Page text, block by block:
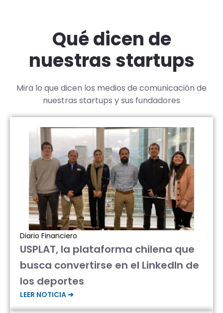
Qué dicen de
nuestras startups
Mira lo que dicen los medios de comunicación de
nuestras startups y sus fundadores
Diario Financiero
USPLAT, la plataforma chilena que
busca convertirse en el LinkedIn de
los deportes
LEER NOTICIA ➔